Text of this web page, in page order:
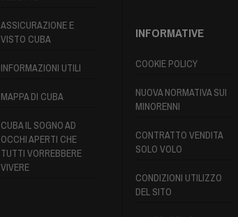
ASSICURAZIONE E
VISTO CUBA
INFORMAZIONI UTILI
MAPPA DI CUBA
CUBA IL SOGNO AD
OCCHI APERTI CHE
TUTTI VORREBBERE
VIVERE
INFORMATIVE
COOKIE POLICY
NUOVA NORMATIVA SUI
MINORENNI
CONTRATTO VENDITA
SOLO VOLO
CONDIZIONI UTILIZZO
DEL SITO